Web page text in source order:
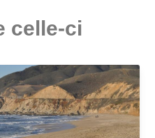
celle-ci